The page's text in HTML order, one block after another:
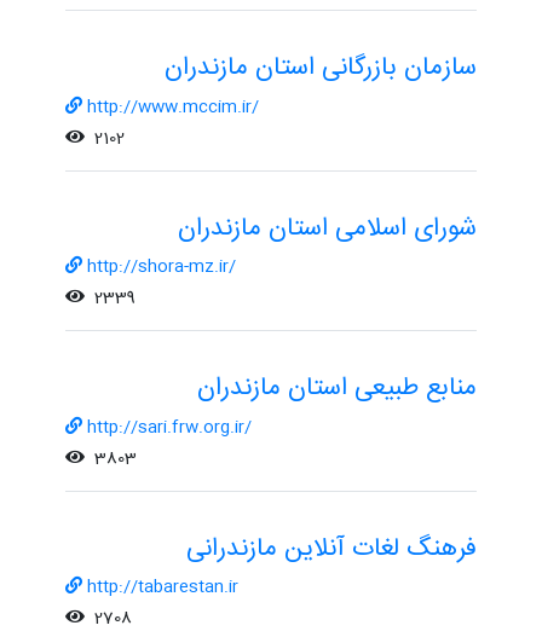
سازمان بازرگانی استان مازندران
http://www.mccim.ir/
2102
شورای اسلامی استان مازندران
http://shora-mz.ir/
2339
منابع طبیعی استان مازندران
http://sari.frw.org.ir/
3803
فرهنگ لغات آنلاین مازندرانی
http://tabarestan.ir
2708